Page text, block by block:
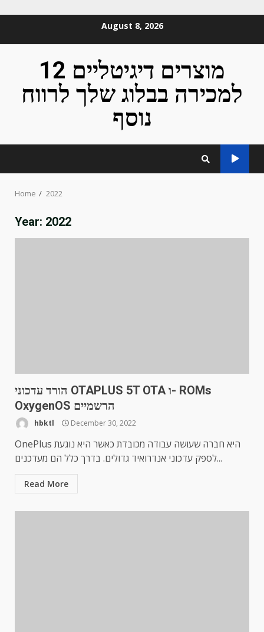
August 8, 2026
12 מוצרים דיגיטליים
למכירה בבלוג שלך לרווח
נוסף
Home 2022
Year: 2022
הורד עדכוני OTAPLUS 5T OTA ו- ROMs
OxygenOS הרשמיים
hbktl December 30, 2022
OnePlus היא חברה שעושה עבודה מכובדת כאשר היא נוגעת
לספק עדכוני אנדרואיד גדולים. בדרך כלל הם מעדכנים...
Read More